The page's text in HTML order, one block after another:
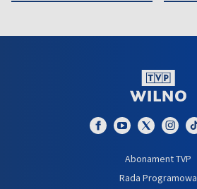
Abonament TVP
Rada Programowa